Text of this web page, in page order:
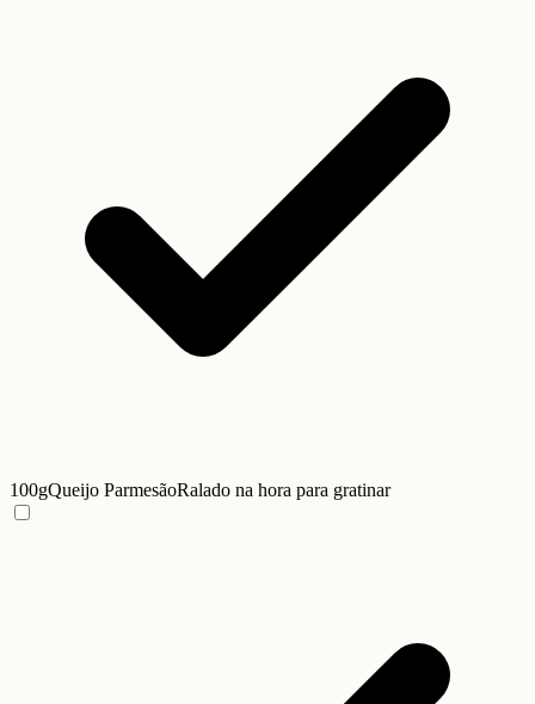
100gQueijo ParmesãoRalado na hora para gratinar